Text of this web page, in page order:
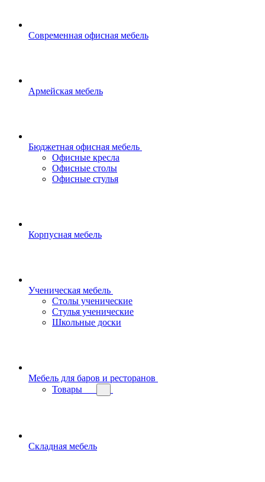
Современная офисная мебель
Армейская мебель
Бюджетная офисная мебель
Офисные кресла
Офисные столы
Офисные стулья
Корпусная мебель
Ученическая мебель
Столы ученические
Стулья ученические
Школьные доски
Мебель для баров и ресторанов
Товары
Складная мебель